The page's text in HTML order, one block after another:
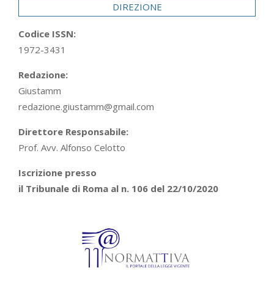
DIREZIONE
Codice ISSN:
1972-3431
Redazione:
Giustamm
redazione.giustamm@gmail.com
Direttore Responsabile:
Prof. Avv. Alfonso Celotto
Iscrizione presso
il Tribunale di Roma al n. 106 del 22/10/2020